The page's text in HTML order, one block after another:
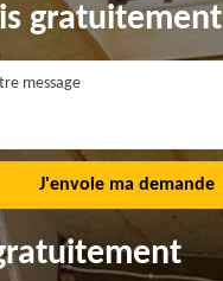
gratuitement